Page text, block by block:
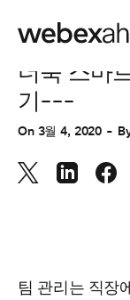
화상 회의
더욱 스마
기---
On 3월 4, 2020
팀 관리는 직장